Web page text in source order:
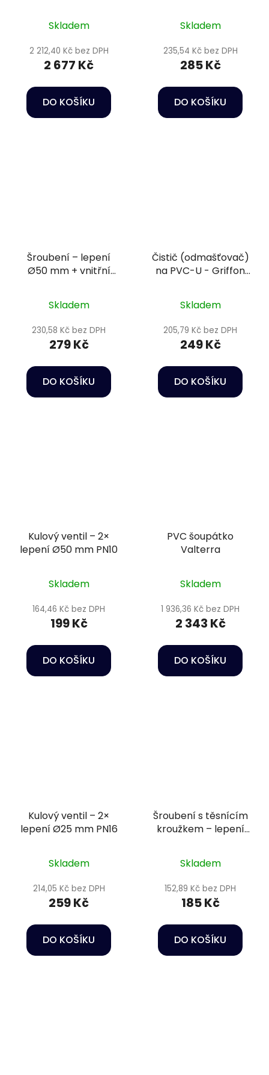
Skladem
2 212,40 Kč bez DPH
2 677 Kč
DO KOŠÍKU
Skladem
235,54 Kč bez DPH
285 Kč
DO KOŠÍKU
Šroubení – lepení
Ø50 mm + vnitřní
Skladem
230,58 Kč bez DPH
279 Kč
DO KOŠÍKU
Čistič (odmašťovač)
na PVC-U - Griffon
Skladem
205,79 Kč bez DPH
249 Kč
DO KOŠÍKU
Kulový ventil – 2×
lepení Ø50 mm PN10
Skladem
164,46 Kč bez DPH
199 Kč
DO KOŠÍKU
PVC šoupátko
Valterra
Skladem
1 936,36 Kč bez DPH
2 343 Kč
DO KOŠÍKU
Kulový ventil – 2×
lepení Ø25 mm PN16
Skladem
214,05 Kč bez DPH
259 Kč
DO KOŠÍKU
Šroubení s těsnícím
kroužkem – lepení
Skladem
152,89 Kč bez DPH
185 Kč
DO KOŠÍKU